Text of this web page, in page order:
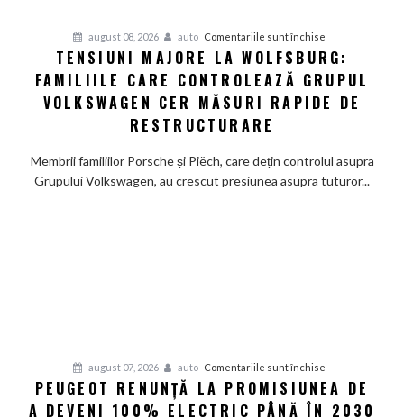
august 08, 2026 auto Comentariile sunt închise
Tensiuni
majore
la
care
TENSIUNI MAJORE LA WOLFSBURG:
FAMILIILE CARE CONTROLEAZĂ GRUPUL
VOLKSWAGEN CER MĂSURI RAPIDE DE
RESTRUCTURARE
Membrii familiilor Porsche și Piëch, care dețin controlul asupra
Grupului Volkswagen, au crescut presiunea asupra tuturor...
august 07, 2026 auto Comentariile sunt închise
Peugeot
renunță
PEUGEOT RENUNȚĂ LA PROMISIUNEA DE
A DEVENI 100% ELECTRIC PÂNĂ ÎN 2030